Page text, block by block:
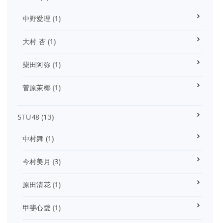
中野愛理 (1)
大村 杏(1)
柴田阿弥(1)
菅原茉椰(1)
STU48 (13)
中村舞 (1)
今村美月 (3)
原田清花(1)
甲斐心愛 (1)